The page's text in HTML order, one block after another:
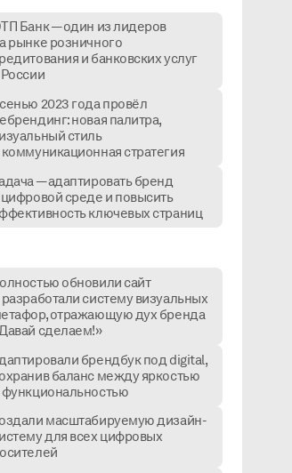
Банк — один из лидеров
рынке розничного
и банковских услуг
России
2023 года провёл
новая палитра,
стиль
коммуникационная стратегия
— адаптировать бренд
цифровой среде и повысить
ключевых страниц
обновили сайт
разработали систему визуальных
отражающую дух бренда
сделаем!»
брендбук под digital,
баланс между яркостью
функциональностью
масштабируемую дизайн-
для всех цифровых